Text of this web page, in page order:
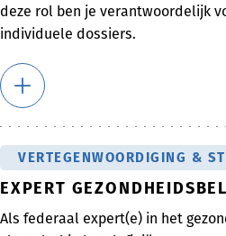
deze rol ben je verantwoordelijk
individuele dossiers.
VERTEGENWOORDIGING &
EXPERT
Als federaal expert(e) in het